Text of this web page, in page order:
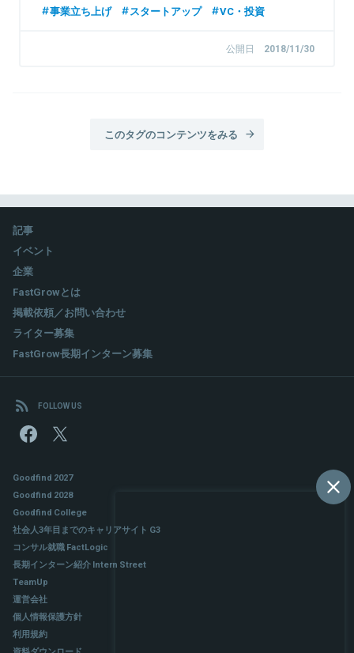
事業立ち上げ スタートアップ VC・投資
公開日 2018/11/30
このタグのコンテンツをみる
記事
イベント
企業
FastGrowとは
掲載依頼／お問い合わせ
ライター募集
FastGrow長期インターン募集
FOLLOW US
Goodfind 2027
Goodfind 2028
Goodfind College
社会人3年目までのキャリアサイト G3
コンサル就職 FactLogic
長期インターン紹介 Intern Street
TeamUp
運営会社
個人情報保護方針
利用規約